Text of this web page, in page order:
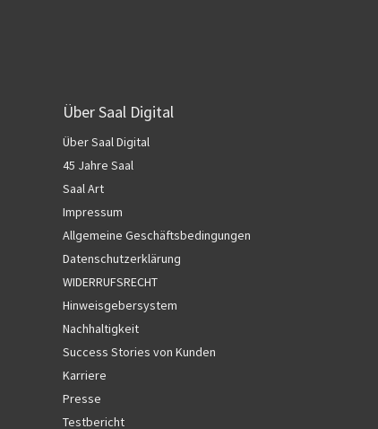
Über Saal Digital
Über Saal Digital
45 Jahre Saal
Saal Art
Impressum
Allgemeine Geschäftsbedingungen
Datenschutzerklärung
WIDERRUFSRECHT
Hinweisgebersystem
Nachhaltigkeit
Success Stories von Kunden
Karriere
Presse
Testbericht